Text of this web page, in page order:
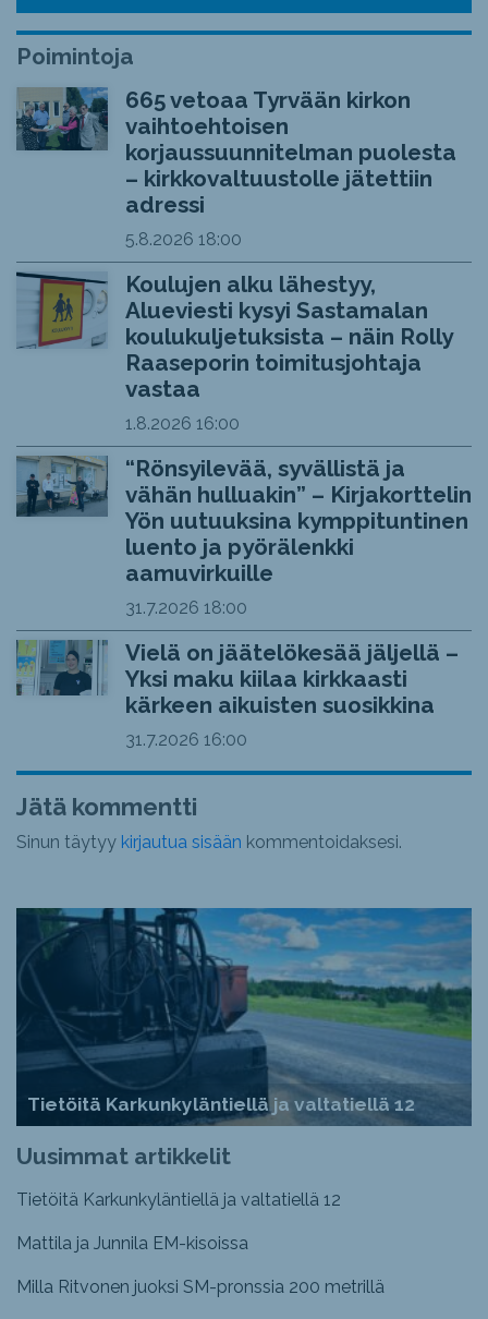
Poimintoja
665 vetoaa Tyrvään kirkon
vaihtoehtoisen
korjaussuunnitelman puolesta
– kirkkovaltuustolle jätettiin
adressi
5.8.2026 18:00
Koulujen alku lähestyy,
Alueviesti kysyi Sastamalan
koulukuljetuksista – näin Rolly
Raaseporin toimitusjohtaja
vastaa
1.8.2026 16:00
“Rönsyilevää, syvällistä ja
vähän hulluakin” – Kirjakorttelin
Yön uutuuksina kymppituntinen
luento ja pyörälenkki
aamuvirkuille
31.7.2026 18:00
Vielä on jäätelökesää jäljellä –
Yksi maku kiilaa kirkkaasti
kärkeen aikuisten suosikkina
31.7.2026 16:00
Jätä kommentti
Sinun täytyy kirjautua sisään kommentoidaksesi.
Tietöitä Karkunkyläntiellä ja valtatiellä 12
Uusimmat artikkelit
Tietöitä Karkunkyläntiellä ja valtatiellä 12
Mattila ja Junnila EM-kisoissa
Milla Ritvonen juoksi SM-pronssia 200 metrillä